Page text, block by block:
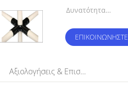
Δυνατότητα
ΕΠΙΚΟΙΝΩΝΉΣΤΕ
Αξιολογήσεις & Επισκόπηση